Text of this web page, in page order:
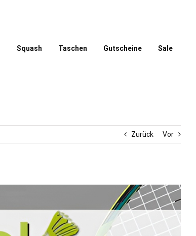
Squash Taschen Gutscheine Sale
Zurück Vor